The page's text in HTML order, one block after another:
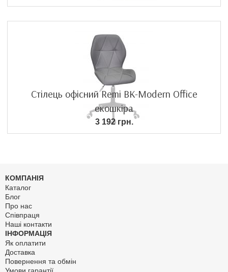
Стілець офісний Remi BK-Modern Office
екошкіра
3 192 грн.
КОМПАНІЯ
Каталог
Блог
Про нас
Співпраця
Наші контакти
ІНФОРМАЦІЯ
Як оплатити
Доставка
Повернення та обмін